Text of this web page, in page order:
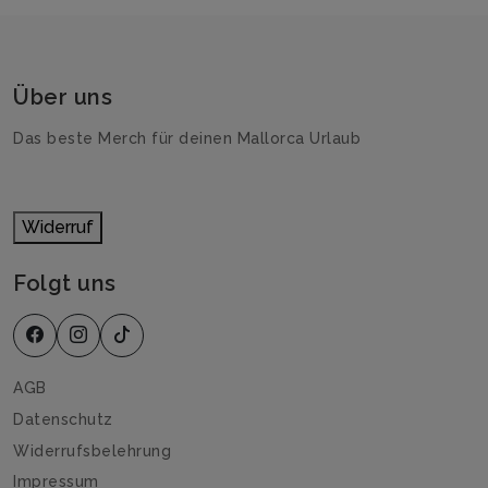
Über uns
Das beste Merch für deinen Mallorca Urlaub
Widerruf
Folgt uns
AGB
Datenschutz
Widerrufsbelehrung
Impressum